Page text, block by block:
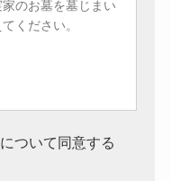
について同意する